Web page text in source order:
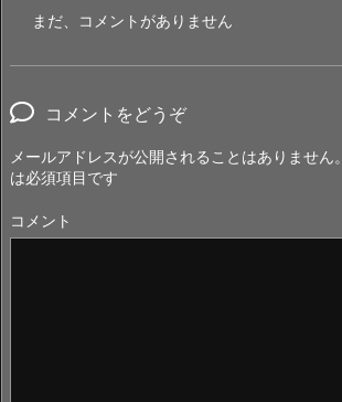
まだ、コメントがありません
コメントをどうぞ
メールアドレスが公開されることはありません。
は必須項目です
コメント